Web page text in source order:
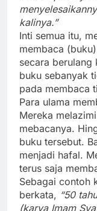
kalinya.”
Inti semua itu,
membaca
secara berulang
buku sebanyak
pada membaca
Para ulama
Mereka
mebacanya.
buku tersebut.
menjadi hafal.
terus saja
Sebagai contoh
berkata, “50
(karya Imam